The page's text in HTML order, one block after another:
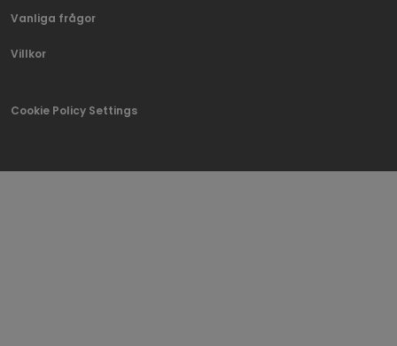
Vanliga frågor
Villkor
Cookie Policy Settings